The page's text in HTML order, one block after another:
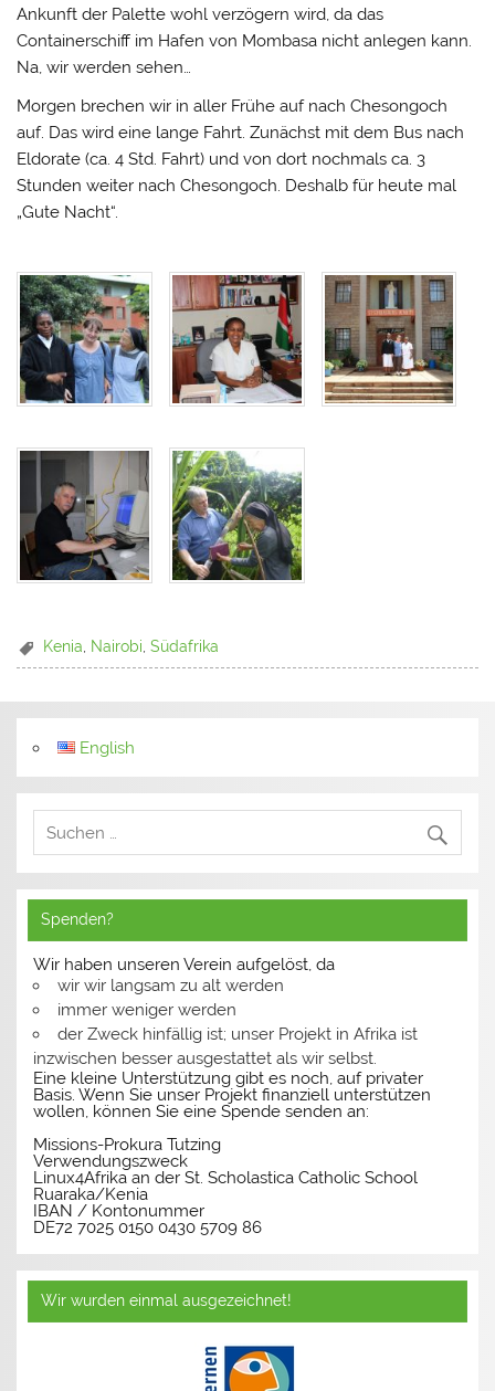
Ankunft der Palette wohl verzögern wird, da das
Containerschiff im Hafen von Mombasa nicht anlegen kann.
Na, wir werden sehen…
Morgen brechen wir in aller Frühe auf nach Chesongoch
auf. Das wird eine lange Fahrt. Zunächst mit dem Bus nach
Eldorate (ca. 4 Std. Fahrt) und von dort nochmals ca. 3
Stunden weiter nach Chesongoch. Deshalb für heute mal
„Gute Nacht“.
Kenia Nairobi ,Südafrika
English
Spenden?
Wir haben unseren Verein aufgelöst, da
wir wir langsam zu alt werden
immer weniger werden
der Zweck hinfällig ist; unser Projekt in Afrika ist
inzwischen besser ausgestattet als wir selbst.
Eine kleine Unterstützung gibt es noch, auf privater
Basis. Wenn Sie unser Projekt finanziell unterstützen
wollen, können Sie eine Spende senden an:
Missions-Prokura Tutzing
Verwendungszweck
Linux4Afrika an der St. Scholastica Catholic School
Ruaraka/Kenia
IBAN / Kontonummer
DE72 7025 0150 0430 5709 86
Wir wurden einmal ausgezeichnet!